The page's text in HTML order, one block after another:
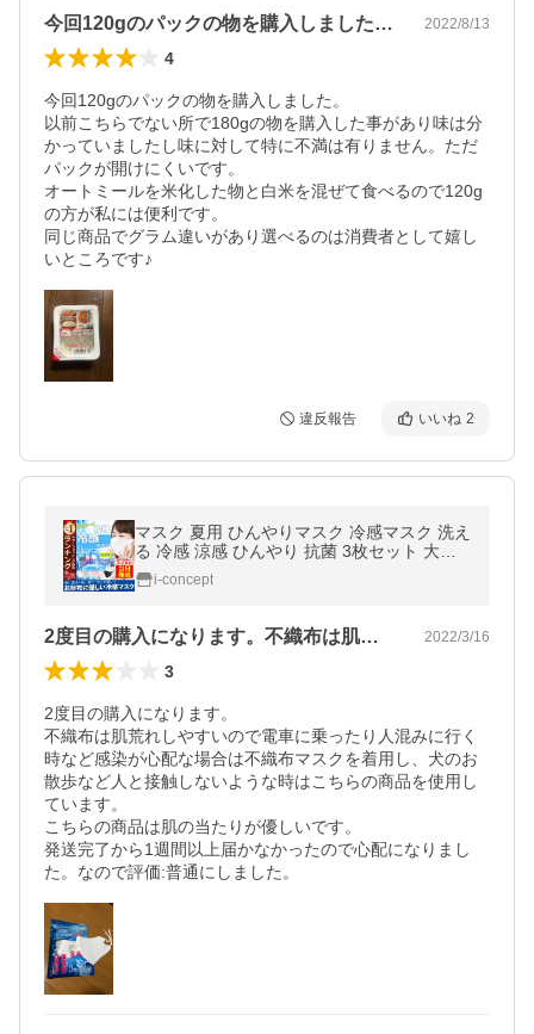
今回120gのパックの物を購入しました… 2022/8/13
4
今回120gのパックの物を購入しました。
以前こちらでない所で180gの物を購入した事があり味は分
かっていましたし味に対して特に不満は有りません。ただ
パックが開けにくいです。
オートミールを米化した物と白米を混ぜて食べるので120g
の方が私には便利です。
同じ商品でグラム違いがあり選べるのは消費者として嬉し
いところです♪
違反報告 いいね 2
マスク 夏用 ひんやりマスク 冷感マスク 洗え
る 冷感 涼感 ひんやり 抗菌 3枚セット 大人
用 立体 花粉対策 在庫あり 送料無料 父の日
プレゼント セール
i-concept
2度目の購入になります。不織布は肌荒れ… 2022/3/16
3
2度目の購入になります。
不織布は肌荒れしやすいので電車に乗ったり人混みに行く
時など感染が心配な場合は不織布マスクを着用し、犬のお
散歩など人と接触しないような時はこちらの商品を使用し
ています。
こちらの商品は肌の当たりが優しいです。
発送完了から1週間以上届かなかったので心配になりまし